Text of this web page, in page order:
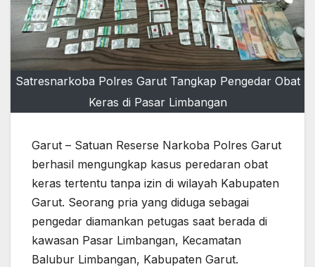
Satresnarkoba Polres Garut Tangkap Pengedar Obat
Keras di Pasar Limbangan
Garut – Satuan Reserse Narkoba Polres Garut
berhasil mengungkap kasus peredaran obat
keras tertentu tanpa izin di wilayah Kabupaten
Garut. Seorang pria yang diduga sebagai
pengedar diamankan petugas saat berada di
kawasan Pasar Limbangan, Kecamatan
Balubur Limbangan, Kabupaten Garut.